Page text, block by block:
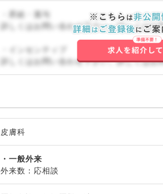
・昇給・賞与
詳しくはお問い合わせ下さい。詳しくはお
・インセンティブ
詳しくはお問い合わせ下さい。詳しくはお
皮膚科
一般外来
外来数：応相談